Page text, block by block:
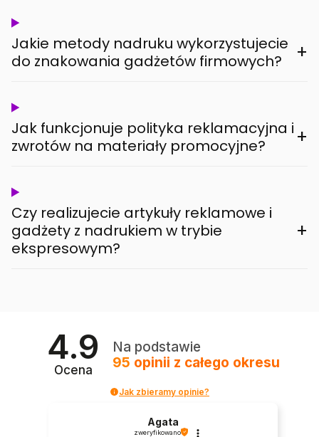
Jakie metody nadruku wykorzystujecie
do znakowania gadżetów firmowych?
+
Jak funkcjonuje polityka reklamacyjna i
zwrotów na materiały promocyjne?
+
Czy realizujecie artykuły reklamowe i
gadżety z nadrukiem w trybie
ekspresowym?
+
4.9
Ocena
Na podstawie
95 opinii z całego okresu
Jak zbieramy opinie?
Agata
zweryfikowano